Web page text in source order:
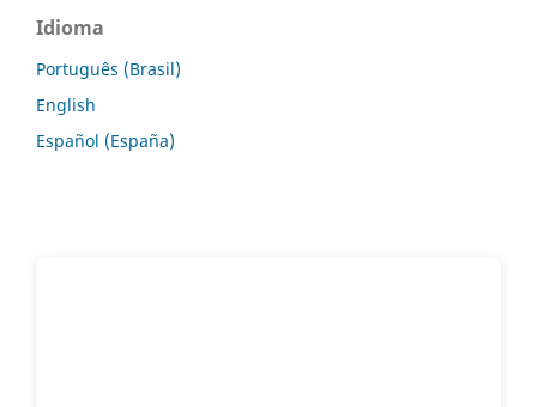
Idioma
Português (Brasil)
English
Español (España)